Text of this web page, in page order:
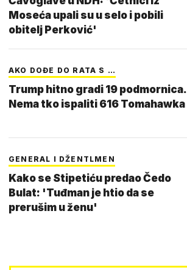
Moseća upali su u selo i pobili
obitelj Perković'
AKO DOĐE DO RATA S …
Trump hitno gradi 19 podmornica.
Nema tko ispaliti 616 Tomahawka
GENERAL I DŽENTLMEN
Kako se Stipetiću predao Čedo
Bulat: 'Tuđman je htio da se
prerušim u ženu'